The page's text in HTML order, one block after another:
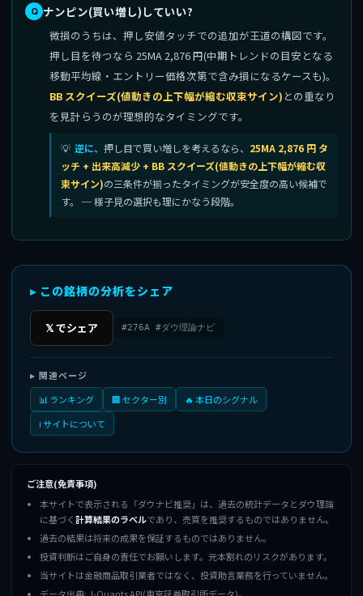
ナンピン(買い増し)していい?
微損のうちは、押し安値タッチでの追加が王道の構図です。
押し目を待つなら 25MA 2,876 円(中期トレンドの目安となる
移動平均線・エントリー価格次第で含み損になるケースも)。
BB スクイーズ(値動きの上下幅が縮む収束サイン) との重なり
を見計らうのが理想的なタイミングです。
逆に、 押し目で買い増しを考えるなら、 25MA 2,876 円 タ
ッチ + 出来高減少 + BB スクイーズ(値動きの上下幅が縮む収
束サイン)の三条件が揃ったタイミングが安全度の高い候補で
す。 ─ 様子見の選択も理にかなう段階。
▸ この銘柄の分析をシェア
𝕏 でシェア #276A #ダウ理論ナビ
▸ 関連ページ
📊 ランキング
🏢 セクター別
🔥 本日のシグナル
ℹ️ サイトについて
ご注意(免責事項)
本サイトで表示される「ダウナビ推奨」は、過去の統計データとダウ理論
に基づく計算結果のラベルであり、売買を推奨するものではありません。
過去の結果は将来の成果を保証するものではありません。
投資判断はご自身の責任でお願いします。元本割れのリスクがあります。
当サイトは金融商品取引業者ではなく、投資助言業務を行っていません。